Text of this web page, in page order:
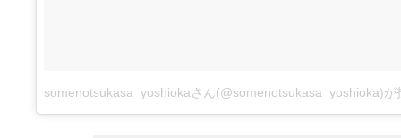
somenotsukasa_yoshiokaさん(@somenotsukasa_yoshioka)が